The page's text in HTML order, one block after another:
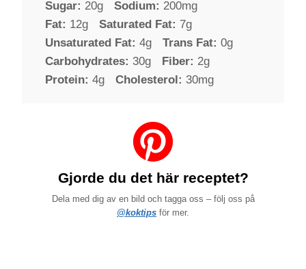
Sugar: 20g Sodium: 200mg
Fat: 12g Saturated Fat: 7g
Unsaturated Fat: 4g Trans Fat: 0g
Carbohydrates: 30g Fiber: 2g
Protein: 4g Cholesterol: 30mg
Gjorde du det här receptet?
Dela med dig av en bild och tagga oss – följ oss på
@koktips för mer.